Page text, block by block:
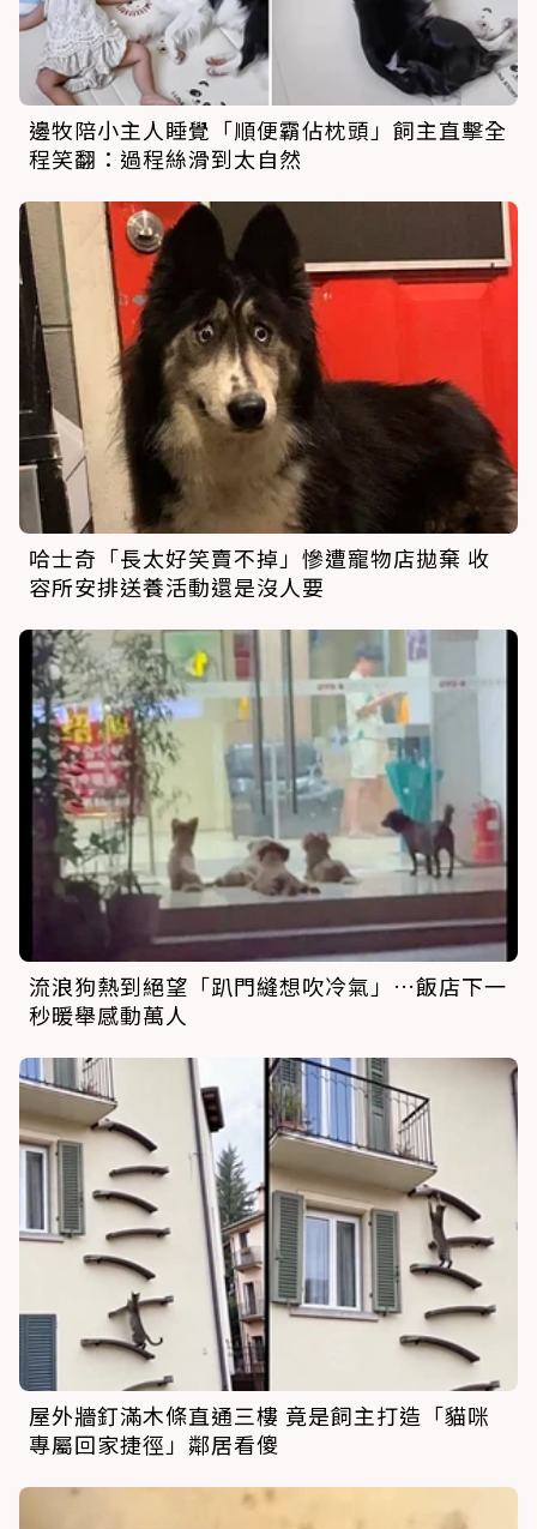
邊牧陪小主人睡覺「順便霸佔枕頭」飼主直擊全
程笑翻：過程絲滑到太自然
哈士奇「長太好笑賣不掉」慘遭寵物店拋棄 收
容所安排送養活動還是沒人要
流浪狗熱到絕望「趴門縫想吹冷氣」…飯店下一
秒暖舉感動萬人
屋外牆釘滿木條直通三樓 竟是飼主打造「貓咪
專屬回家捷徑」鄰居看傻